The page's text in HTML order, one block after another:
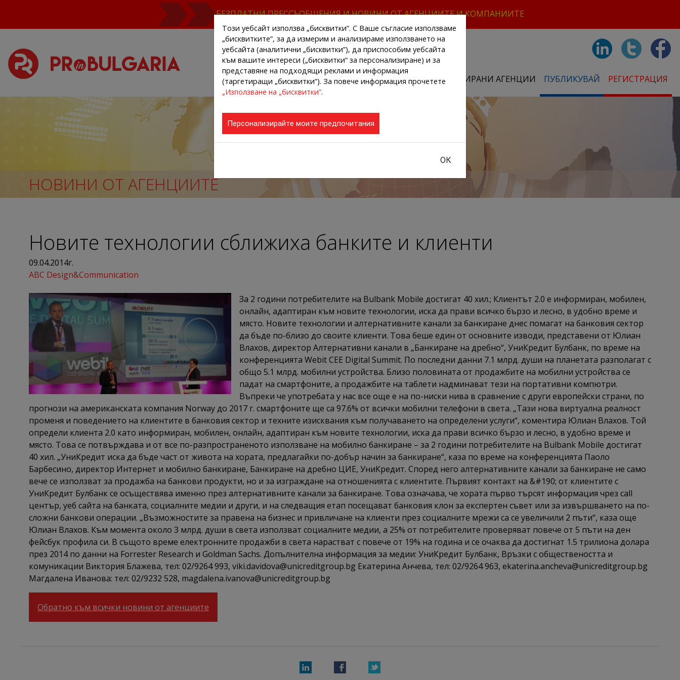
БЕЗПЛАТНИ ПРЕССЪОБЩЕНИЯ И НОВИНИ ОТ АГЕНЦИИТЕ И КОМПАНИИТЕ
НАЧАЛО НОВИНИ ОТ АГЕНЦИИТЕ РЕГИСТРИРАНИ АГЕНЦИИ ПУБЛИКУВАЙ РЕГИСТРАЦИЯ
НОВИНИ ОТ АГЕНЦИИТЕ
Новите технологии сближиха банките и клиенти
09.04.2014г.
ABC Design&Communication
За 2 години потребителите на Bulbank Mobile достигат 40 хил.; Клиентът 2.0 е информиран, мобилен,
онлайн, адаптиран към новите технологии, иска да прави всичко бързо и лесно, в удобно време и
място. Новите технологии и алтернативните канали за банкиране днес помагат на банковия сектор
да бъде по-близо до своите клиенти. Това беше един от основните изводи, представени от Юлиан
Влахов, директор Алтернативни канали в „Банкиране на дребно“, УниКредит Булбанк, по време на
конференцията Webit CEE Digital Summit. По последни данни 7.1 млрд. души на планетата разполагат с
общо 5.1 млрд. мобилни устройства. Близо половината от продажбите на мобилни устройства се
падат на смартфоните, а продажбите на таблети надминават тези на портативни компютри.
Въпреки че употребата у нас все още е на по-ниски нива в сравнение с други европейски страни, по
прогнози на американската компания Norway до 2017 г. смартфоните ще са 97.6% от всички мобилни телефони в света. „Тази нова виртуална реалност
променя и поведението на клиентите в банковия сектор и техните изисквания към получаването на определени услуги“, коментира Юлиан Влахов. Той
определи клиента 2.0 като информиран, мобилен, онлайн, адаптиран към новите технологии, иска да прави всичко бързо и лесно, в удобно време и
място. Това се потвърждава и от все по-разпространеното използване на мобилно банкиране – за 2 години потребителите на Bulbank Mobile достигат
40 хил. „УниКредит иска да бъде част от живота на хората, предлагайки по-добър начин за банкиране“, каза по време на конференцията Паоло
Барбесино, директор Интернет и мобилно банкиране, Банкиране на дребно ЦИЕ, УниКредит. Според него алтернативните канали за банкиране не само
вече се използват за продажба на банкови продукти, но и за изграждане на отношенията с клиентите. Първият контакт на &#190; от клиентите с
УниКредит Булбанк се осъществява именно през алтернативните канали за банкиране. Това означава, че хората първо търсят информация чрез call
център, уеб сайта на банката, социалните медии и други, и на следващия етап посещават банковия клон за експертен съвет или за извършването на по-
сложни банкови операции. „Възможностите за правена на бизнес и привличане на клиенти през социалните мрежи са се увеличили 2 пъти“, каза още
Юлиан Влахов. Към момента около 3 млрд. души в света използват социалните медии, а 25% от потребителите проверяват повече от 5 пъти на ден
фейсбук профила си. В същото време електронните продажби в света нарастват с повече от 19% на година и се очаква да достигнат 1.5 трилиона долара
през 2014 по данни на Forrester Research и Goldman Sachs. Допълнителна информация за медии: УниКредит Булбанк, Връзки с обществеността и
комуникации Виктория Блажева, тел: 02/9264 993, viki.davidova@unicreditgroup.bg Екатерина Анчева, тел: 02/9264 963, ekaterina.ancheva@unicreditgroup.bg
Магдалена Иванова: тел: 02/9232 528, magdalena.ivanova@unicreditgroup.bg
Обратно към всички новини от агенциите
Този уебсайт използва „бисквитки“. С Ваше съгласие използваме
„бисквитките”, за да измерим и анализираме използването на
уебсайта (аналитични „бисквитки”), да приспособим уебсайта
към вашите интереси („бисквитки“ за персонализиране) и за
представяне на подходящи реклами и информация
(таргетиращи „бисквитки“). За повече информация прочетете
„Използване на „бисквитки”.
Персонализирайте моите предпочитания
ОК